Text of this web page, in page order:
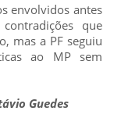
envolvidos antes
que
mas a PF seguiu
ao MP sem
Guedes